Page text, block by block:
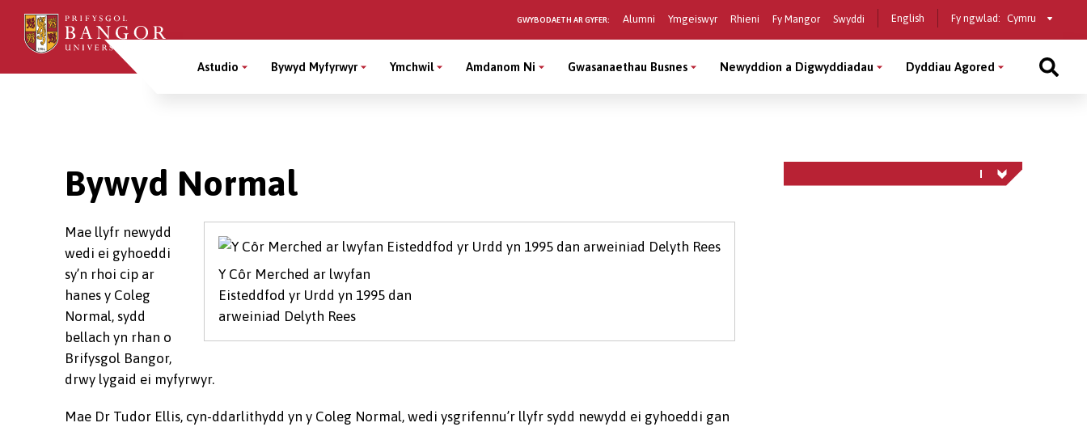
Sgipiwch
gynnwys
GWYBODAETH AR GYFER: Alumni Ymgeiswyr Rhieni Fy Mangor Swyddi English Fy ngwlad: Select
country
Main
Astudio Bywyd Myfyrwyr Ymchwil Amdanom Ni Gwasanaethau Busnes Newyddion a Digwyddiadau Dyddiau Agored
Bywyd Normal
Y Côr Merched ar lwyfan
Eisteddfod yr Urdd yn 1995 dan
arweiniad Delyth Rees
Mae llyfr newydd
wedi ei gyhoeddi
sy’n rhoi cip ar
hanes y Coleg
Normal, sydd
bellach yn rhan o
Brifysgol Bangor,
drwy lygaid ei myfyrwyr.
Mae Dr Tudor Ellis, cyn-ddarlithydd yn y Coleg Normal, wedi ysgrifennu’r llyfr sydd newydd ei gyhoeddi gan